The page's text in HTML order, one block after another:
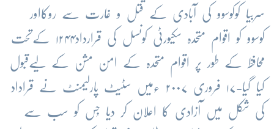
سربیا کوکوسوو کی آبادی کے قتل و غارت سے روکااور
کوسوو کو اقوام متحدہ سکیورٹی کونسل کی قرارداد۱۲۴۴ کےتحت
محافظ کے طور پر اقوام متحدہ کے امن مشن کے لیےقبول
کیا گیا-۱۷ فروری ۲۰۰۷ ءمیں سٹیٹ پارلیمنٹ نے قراداد
کی شکل میں آزادی کا اعلان کر دیا جِس کو سب سے